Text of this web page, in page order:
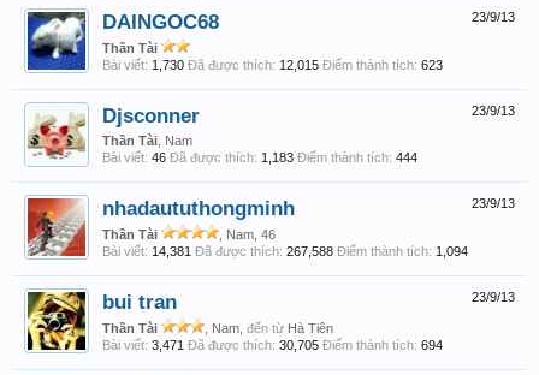
23/9/13
DAINGOC68
Thần Tài
Bài viết: 1,730 Đã được thích: 12,015 Điểm thành tích: 623
23/9/13
Djsconner
Thần Tài , Nam
Bài viết: 46 Đã được thích: 1,183 Điểm thành tích: 444
23/9/13
nhadaututhongminh
Thần Tài
, Nam, 46
Bài viết: 14,381 Đã được thích: 267,588 Điểm thành tích: 1,094
23/9/13
bui tran
Thần Tài , Nam, đến từ Hà Tiên
Bài viết: 3,471 Đã được thích: 30,705 Điểm thành tích: 694